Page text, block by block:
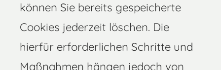
können Sie bereits gespeicherte
Cookies jederzeit löschen. Die
hierfür erforderlichen Schritte und
Maßnahmen hängen jedoch von